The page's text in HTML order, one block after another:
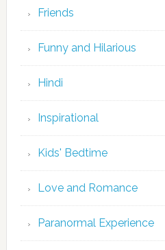
Friends
Funny and Hilarious
Hindi
Inspirational
Kids' Bedtime
Love and Romance
Paranormal Experience